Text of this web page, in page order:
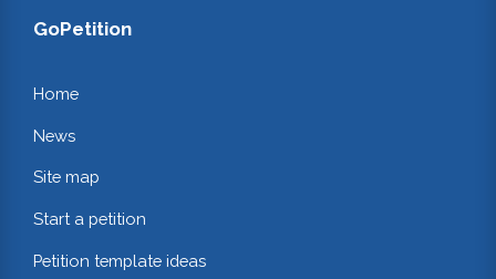
GoPetition
Home
News
Site map
Start a petition
Petition template ideas